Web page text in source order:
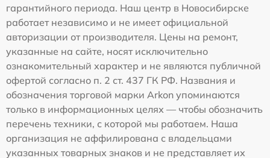
гарантийного периода. Наш центр в Новосибирске
работает независимо и не имеет официальной
авторизации от производителя. Цены на ремонт,
указанные на сайте, носят исключительно
ознакомительный характер и не являются публичной
офертой согласно п. 2 ст. 437 ГК РФ. Названия и
обозначения торговой марки Arkon упоминаются
только в информационных целях — чтобы обозначить
перечень техники, с которой мы работаем. Наша
организация не аффилирована с владельцами
указанных товарных знаков и не представляет их